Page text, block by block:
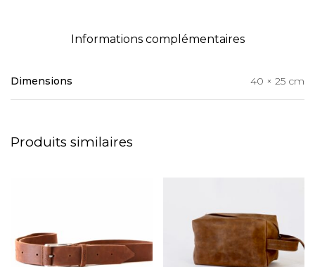
Informations complémentaires
Dimensions 40 × 25 cm
Produits similaires